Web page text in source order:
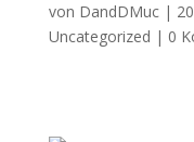
von DandDMuc|
Uncategorized | 0